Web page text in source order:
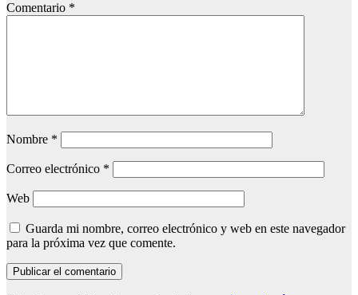
Comentario *
Nombre *
Correo electrónico *
Web
Guarda mi nombre, correo electrónico y web en este navegador
para la próxima vez que comente.